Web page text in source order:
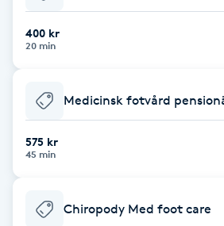
Barber
Barnklippning
BIAB
Bottenfärg
400 kr
20 min
Medicinsk fotvård
575 kr
45 min
Chiropody Med foot care